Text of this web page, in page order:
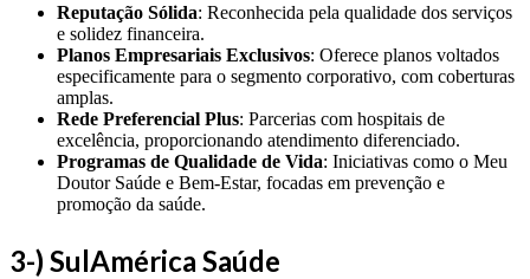
Reputação Sólida: Reconhecida pela qualidade dos serviços
e solidez financeira.
Planos Empresariais Exclusivos: Oferece planos voltados
especificamente para o segmento corporativo, com coberturas
amplas.
Rede Preferencial Plus: Parcerias com hospitais de
excelência, proporcionando atendimento diferenciado.
Programas de Qualidade de Vida: Iniciativas como o Meu
Doutor Saúde e Bem-Estar, focadas em prevenção e
promoção da saúde.
3-) SulAmérica Saúde